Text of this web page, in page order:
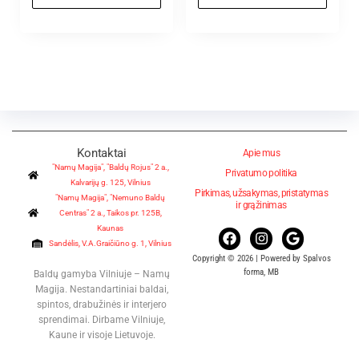
Kontaktai
"Namų Magija", "Baldų Rojus" 2 a.,
Kalvarijų g. 125, Vilnius
"Namų Magija", "Nemuno Baldų
Centras" 2 a., Taikos pr. 125B,
Kaunas
Sandėlis, V.A.Graičiūno g. 1, Vilnius
Baldų gamyba Vilniuje – Namų
Magija. Nestandartiniai baldai,
spintos, drabužinės ir interjero
sprendimai. Dirbame Vilniuje,
Kaune ir visoje Lietuvoje.
Apie mus
Privatumo politika
Pirkimas, užsakymas, pristatymas
ir grąžinimas
Copyright © 2026 | Powered by Spalvos
forma, MB